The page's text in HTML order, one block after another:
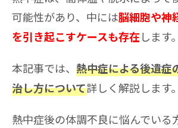
可能性があり、中には脳細胞や神
を引き起こすケースも存在します。
本記事では、 熱中症による後遺症
治し方について詳しく解説します。
熱中症後の体調不良に悩んでいる